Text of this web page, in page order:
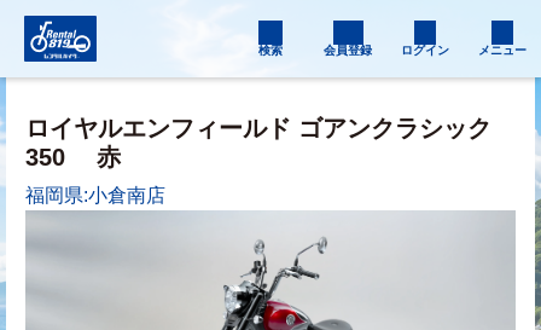
検索 会員登録 ログイン メニュー
ロイヤルエンフィールド ゴアンクラシック
350
赤
福岡県:小倉南店